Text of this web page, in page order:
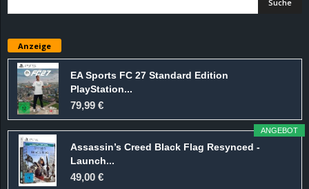
Anzeige
EA Sports FC 27 Standard Edition
PlayStation...
79,99 €
ANGEBOT
Assassin’s Creed Black Flag Resynced -
Launch...
49,00 €